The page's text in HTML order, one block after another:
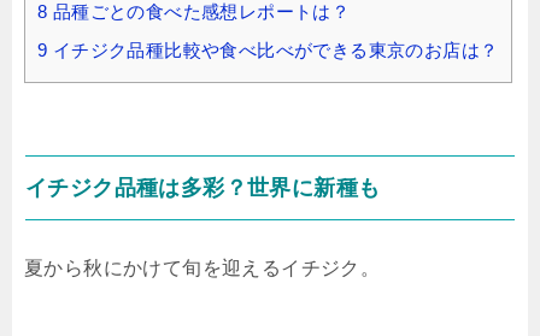
8 品種ごとの食べた感想レポートは？
9 イチジク品種比較や食べ比べができる東京のお店は？
イチジク品種は多彩？世界に新種も
夏から秋にかけて旬を迎えるイチジク。